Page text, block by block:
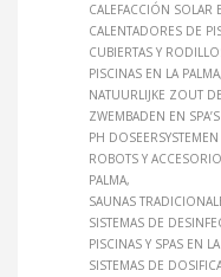
CALEFACCIÓN SOLAR
CALENTADORES DE
CUBIERTAS Y
PISCINAS EN LA PALMA
NATUURLIJKE ZOUT
ZWEMBADEN EN
PH
ROBOTS Y
PALMA
SAUNAS
SISTEMAS DE
PISCINAS Y SPAS EN
SISTEMAS DE